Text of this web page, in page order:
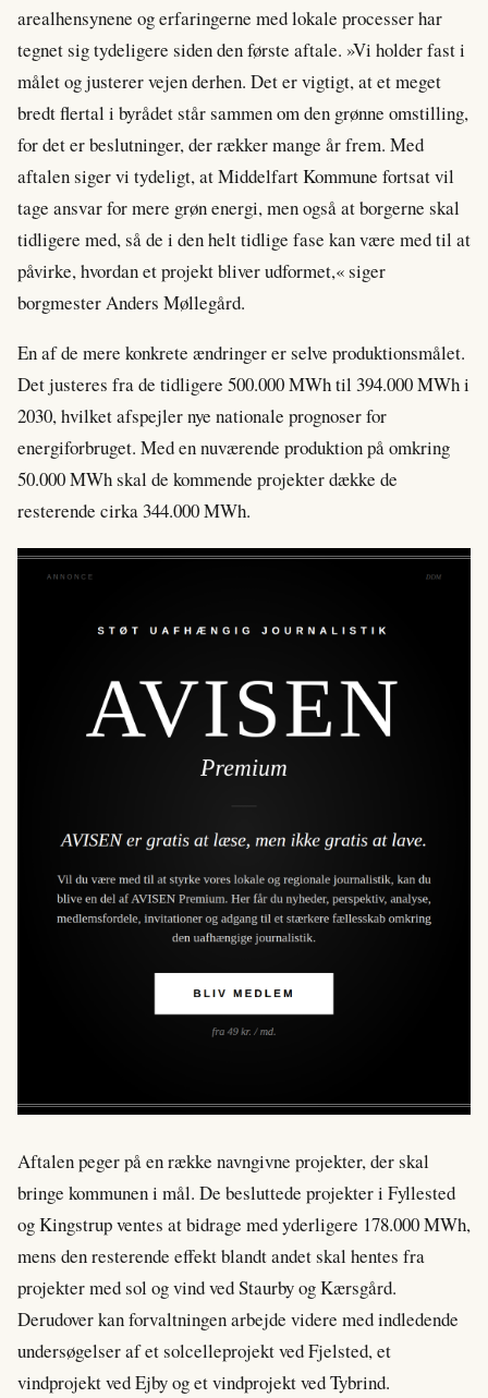
arealhensynene og erfaringerne med lokale processer har
tegnet sig tydeligere siden den første aftale. »Vi holder fast i
målet og justerer vejen derhen. Det er vigtigt, at et meget
bredt flertal i byrådet står sammen om den grønne omstilling,
for det er beslutninger, der rækker mange år frem. Med
aftalen siger vi tydeligt, at Middelfart Kommune fortsat vil
tage ansvar for mere grøn energi, men også at borgerne skal
tidligere med, så de i den helt tidlige fase kan være med til at
påvirke, hvordan et projekt bliver udformet,« siger
borgmester Anders Møllegård.
En af de mere konkrete ændringer er selve produktionsmålet.
Det justeres fra de tidligere 500.000 MWh til 394.000 MWh i
2030, hvilket afspejler nye nationale prognoser for
energiforbruget. Med en nuværende produktion på omkring
50.000 MWh skal de kommende projekter dække de
resterende cirka 344.000 MWh.
Aftalen peger på en række navngivne projekter, der skal
bringe kommunen i mål. De besluttede projekter i Fyllested
og Kingstrup ventes at bidrage med yderligere 178.000 MWh,
mens den resterende effekt blandt andet skal hentes fra
projekter med sol og vind ved Staurby og Kærsgård.
Derudover kan forvaltningen arbejde videre med indledende
undersøgelser af et solcelleprojekt ved Fjelsted, et
vindprojekt ved Ejby og et vindprojekt ved Tybrind.